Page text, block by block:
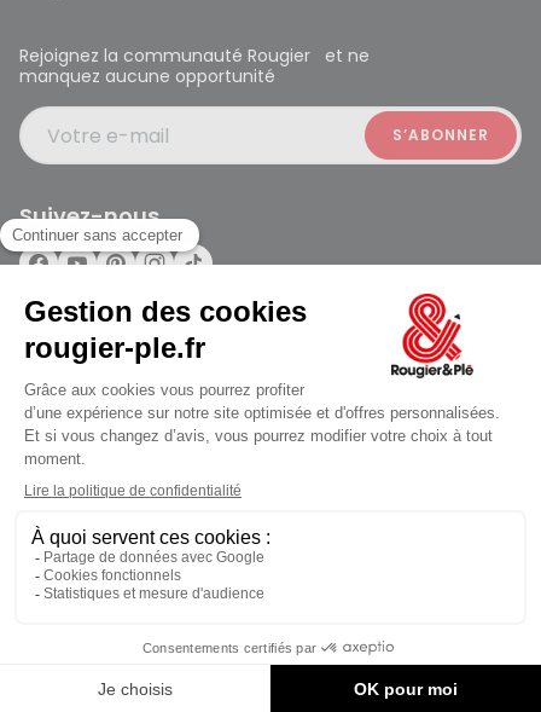
jusqu'au Vendredi à 09:30
Rejoignez la communauté Rougier et ne
manquez aucune opportunité
Votre e-mail
Suivez-nous
Rougier et Plé 2024 Copyright
Mentions légales
Conditions générales des ventes
Données personnelles
Paiement sécurisé
Plan du site